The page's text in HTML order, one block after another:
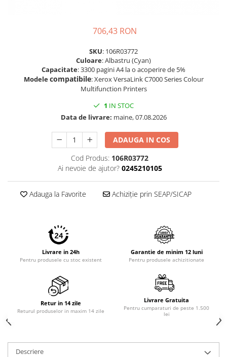
Accesorii imprimante 3D
Filament imprimanta 3D
Laptopuri / notebookuri
Laptopuri gaming
Laptop-uri 2 in 1
Accesorii laptop
Mini PC AI
Accesorii Printing
Desktop PC
Workstation
Monitoare
706,43 RON
SKU: 106R03772
Culoare: Albastru (Cyan)
Capacitate: 3300 pagini A4 la o acoperire de 5%
Modelecompatibile: Xerox VersaLink C7000 Series Colour
Multifunction Printers
1 IN STOC
Data de livrare: maine, 07.08.2026
ADAUGA IN COS
Cod Produs: 106R03772
Ai nevoie de ajutor? 0245210105
Adauga la Favorite Achiziție prin SEAP/SICAP
Livrare in 24h
Pentru produsele cu stoc existent
Garantie de minim 12 luni
Pentru produsele achizitionate
Retur in 14 zile
Returul produselor in maxim 14 zile
Livrare Gratuita
Pentru cumparaturi de peste 1.500
lei
Descriere